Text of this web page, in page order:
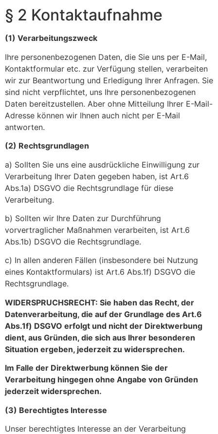
§ 2 Kontaktaufnahme
(1) Verarbeitungszweck
Ihre personenbezogenen Daten, die Sie uns per E-Mail,
Kontaktformular etc. zur Verfügung stellen, verarbeiten
wir zur Beantwortung und Erledigung Ihrer Anfragen. Sie
sind nicht verpflichtet, uns Ihre personenbezogenen
Daten bereitzustellen. Aber ohne Mitteilung Ihrer E-Mail-
Adresse können wir Ihnen auch nicht per E-Mail
antworten.
(2) Rechtsgrundlagen
a) Sollten Sie uns eine ausdrückliche Einwilligung zur
Verarbeitung Ihrer Daten gegeben haben, ist Art.6
Abs.1a) DSGVO die Rechtsgrundlage für diese
Verarbeitung.
b) Sollten wir Ihre Daten zur Durchführung
vorvertraglicher Maßnahmen verarbeiten, ist Art.6
Abs.1b) DSGVO die Rechtsgrundlage.
c) In allen anderen Fällen (insbesondere bei Nutzung
eines Kontaktformulars) ist Art.6 Abs.1f) DSGVO die
Rechtsgrundlage.
WIDERSPRUCHSRECHT: Sie haben das Recht, der
Datenverarbeitung, die auf der Grundlage des Art.6
Abs.1f) DSGVO erfolgt und nicht der Direktwerbung
dient, aus Gründen, die sich aus Ihrer besonderen
Situation ergeben, jederzeit zu widersprechen.
Im Falle der Direktwerbung können Sie der
Verarbeitung hingegen ohne Angabe von Gründen
jederzeit widersprechen.
(3) Berechtigtes Interesse
Unser berechtigtes Interesse an der Verarbeitung